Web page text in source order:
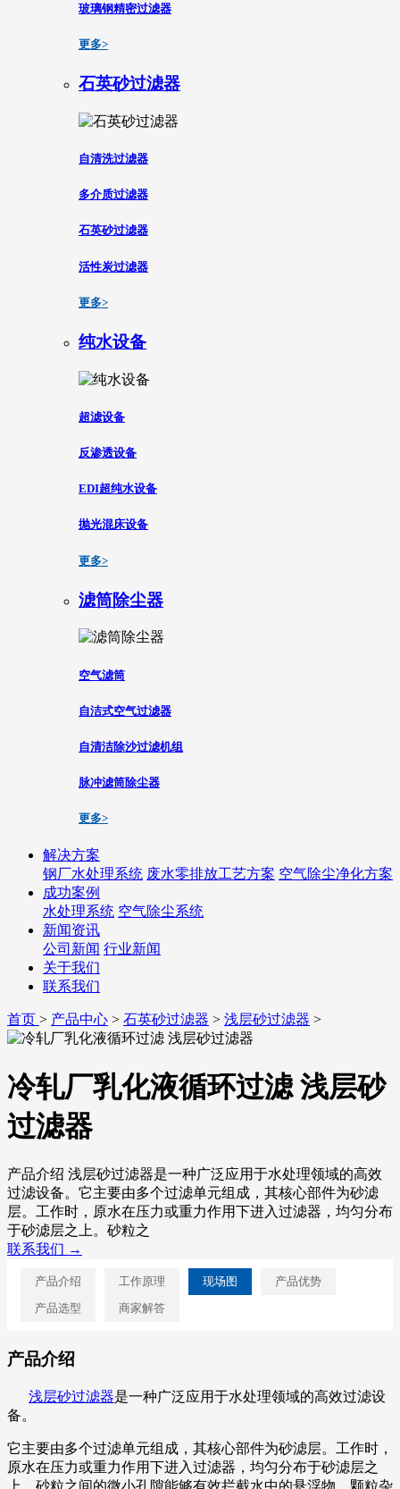
玻璃钢精密过滤器
更多>
石英砂过滤器
自清洗过滤器
多介质过滤器
石英砂过滤器
活性炭过滤器
更多>
纯水设备
超滤设备
反渗透设备
EDI超纯水设备
抛光混床设备
更多>
滤筒除尘器
空气滤筒
自洁式空气过滤器
自清洁除沙过滤机组
脉冲滤筒除尘器
更多>
解决方案
钢厂水处理系统 废水零排放工艺方案 空气除尘净化方案
成功案例
水处理系统 空气除尘系统
新闻资讯
公司新闻 行业新闻
关于我们
联系我们
首页 > 产品中心 > 石英砂过滤器 > 浅层砂过滤器 >
冷轧厂乳化液循环过滤 浅层砂
过滤器
产品介绍 浅层砂过滤器是一种广泛应用于水处理领域的高效
过滤设备。它主要由多个过滤单元组成，其核心部件为砂滤
层。工作时，原水在压力或重力作用下进入过滤器，均匀分布
于砂滤层之上。砂粒之
联系我们 →
产品介绍 工作原理 现场图
产品优势
产品选型
商家解答
产品介绍
浅层砂过滤器是一种广泛应用于水处理领域的高效过滤设
备。
它主要由多个过滤单元组成，其核心部件为砂滤层。工作时，
原水在压力或重力作用下进入过滤器，均匀分布于砂滤层之
上。砂粒之间的微小孔隙能够有效拦截水中的悬浮物、颗粒杂